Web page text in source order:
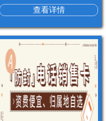
查看详情